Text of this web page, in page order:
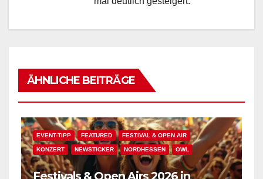
dadurch die Zahl der Leser noch
ÄHNLICHE BEITRÄGE
EVENT-TIPP FEATURED FESTIVAL & OPEN AIR
KONZERT NORDHESSEN OWL